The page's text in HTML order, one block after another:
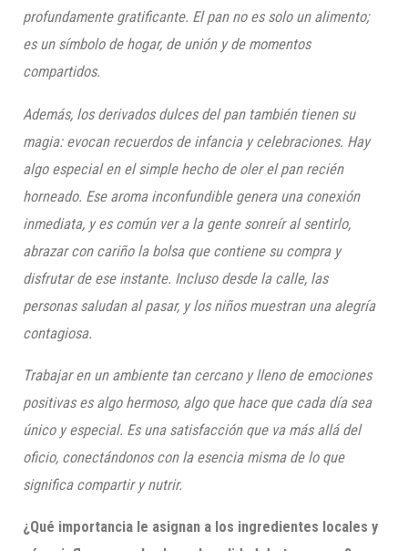
profundamente gratificante. El pan no es solo un alimento;
es un símbolo de hogar, de unión y de momentos
compartidos.
Además, los derivados dulces del pan también tienen su
magia: evocan recuerdos de infancia y celebraciones. Hay
algo especial en el simple hecho de oler el pan recién
horneado. Ese aroma inconfundible genera una conexión
inmediata, y es común ver a la gente sonreír al sentirlo,
abrazar con cariño la bolsa que contiene su compra y
disfrutar de ese instante. Incluso desde la calle, las
personas saludan al pasar, y los niños muestran una alegría
contagiosa.
Trabajar en un ambiente tan cercano y lleno de emociones
positivas es algo hermoso, algo que hace que cada día sea
único y especial. Es una satisfacción que va más allá del
oficio, conectándonos con la esencia misma de lo que
significa compartir y nutrir.
¿Qué importancia le asignan a los ingredientes locales y